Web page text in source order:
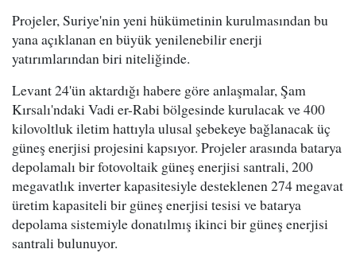
Projeler, Suriye'nin yeni hükümetinin kurulmasından bu
yana açıklanan en büyük yenilenebilir enerji
yatırımlarından biri niteliğinde.
Levant 24'ün aktardığı habere göre anlaşmalar, Şam
Kırsalı'ndaki Vadi er-Rabi bölgesinde kurulacak ve 400
kilovoltluk iletim hattıyla ulusal şebekeye bağlanacak üç
güneş enerjisi projesini kapsıyor. Projeler arasında batarya
depolamalı bir fotovoltaik güneş enerjisi santrali, 200
megavatlık inverter kapasitesiyle desteklenen 274 megavat
üretim kapasiteli bir güneş enerjisi tesisi ve batarya
depolama sistemiyle donatılmış ikinci bir güneş enerjisi
santrali bulunuyor.